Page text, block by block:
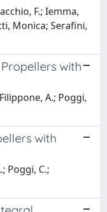
F.; Iemma,
Monica; Serafini,
with
A.; Poggi,
with
Poggi, C.;